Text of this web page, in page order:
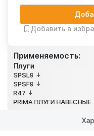
Применяемость:
Плуги
SPSL9
SPSF9
R47
PRIMA ПЛУГИ НАВЕСНЫЕ
Добавить в